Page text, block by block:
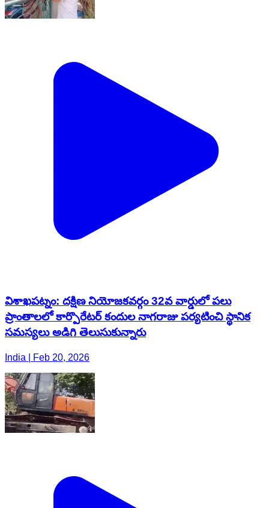
విశాఖపట్నం: దక్షిణ నియోజకవర్గం 32వ వార్డులో పలు
ప్రాంతాలలో కార్పొరేటర్ కందుల నాగరాజు పర్యటించి స్థానిక
సమస్యలు అడిగి తెలుసుకున్నారు
India | Feb 20, 2026